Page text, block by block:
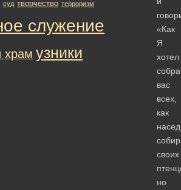
«Как
Я
хотел
вас
всех,
как
своих
но
суд творчество терроризм
служение
храм узники